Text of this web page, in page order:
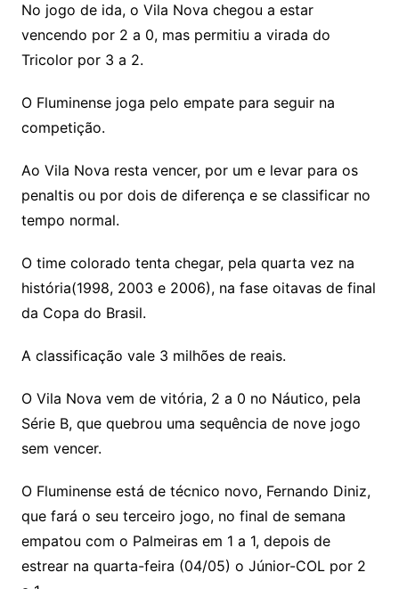
No jogo de ida, o Vila Nova chegou a estar
vencendo por 2 a 0, mas permitiu a virada do
Tricolor por 3 a 2.
O Fluminense joga pelo empate para seguir na
competição.
Ao Vila Nova resta vencer, por um e levar para os
penaltis ou por dois de diferença e se classificar no
tempo normal.
O time colorado tenta chegar, pela quarta vez na
história(1998, 2003 e 2006), na fase oitavas de final
da Copa do Brasil.
A classificação vale 3 milhões de reais.
O Vila Nova vem de vitória, 2 a 0 no Náutico, pela
Série B, que quebrou uma sequência de nove jogo
sem vencer.
O Fluminense está de técnico novo, Fernando Diniz,
que fará o seu terceiro jogo, no final de semana
empatou com o Palmeiras em 1 a 1, depois de
estrear na quarta-feira (04/05) o Júnior-COL por 2